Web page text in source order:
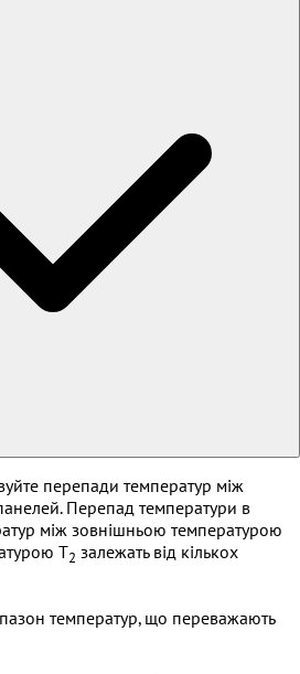
перепади температур між
Перепад температури в
між зовнішньою температурою
T2 залежать від кількох
температур, що переважають